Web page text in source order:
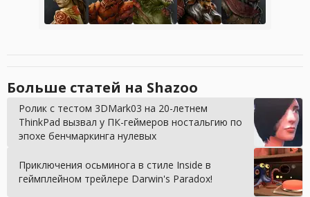
Больше статей на Shazoo
Ролик с тестом 3DMark03 на 20-летнем
ThinkPad вызвал у ПК-геймеров ностальгию по
эпохе бенчмаркинга нулевых
Приключения осьминога в стиле Inside в
геймплейном трейлере Darwin's Paradox!